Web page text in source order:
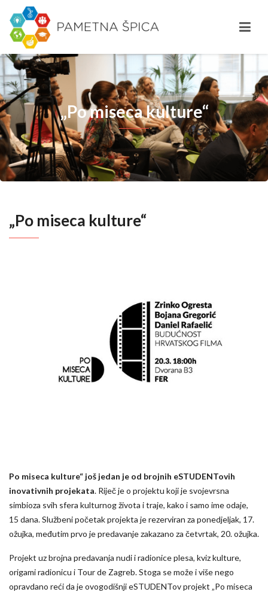
„Po miseca kulture“
„Po miseca kulture“
Po miseca kulture“ još jedan je od brojnih eSTUDENTovih
inovativnih projekata. Riječ je o projektu koji je svojevrsna
simbioza svih sfera kulturnog života i traje, kako i samo ime odaje,
15 dana. Službeni početak projekta je rezerviran za ponedjeljak, 17.
ožujka, međutim prvo je predavanje zakazano za četvrtak, 20. ožujka.
Projekt uz brojna predavanja nudi i radionice plesa, kviz kulture,
origami radionicu i Tour de Zagreb. Stoga se može i više nego
opravdano reći da je ovogodišnji eSTUDENTov projekt „Po miseca